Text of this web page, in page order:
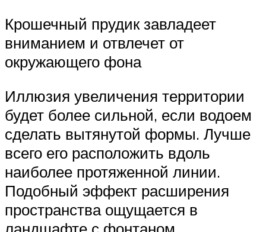
Крошечный прудик завладеет
вниманием и отвлечет от
окружающего фона
Иллюзия увеличения территории
будет более сильной, если водоем
сделать вытянутой формы. Лучше
всего его расположить вдоль
наиболее протяженной линии.
Подобный эффект расширения
пространства ощущается в
ландшафте с фонтаном,